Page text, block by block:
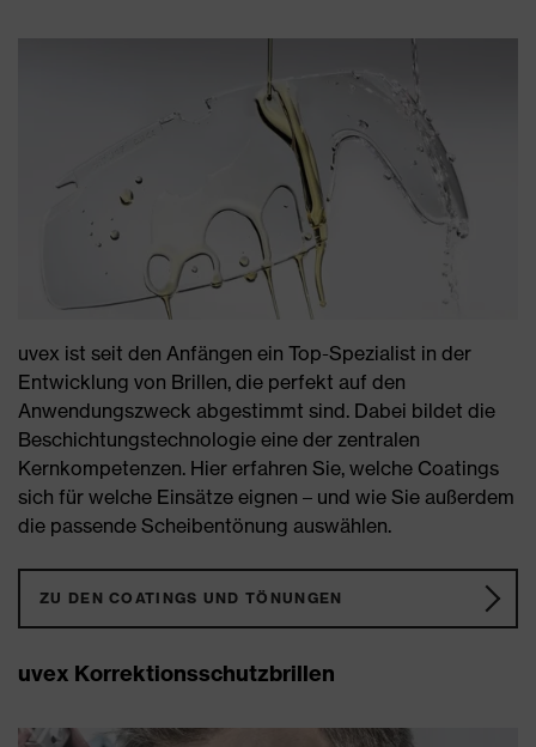
uvex ist seit den Anfängen ein Top-Spezialist in der
Entwicklung von Brillen, die perfekt auf den
Anwendungszweck abgestimmt sind. Dabei bildet die
Beschichtungstechnologie eine der zentralen
Kernkompetenzen. Hier erfahren Sie, welche Coatings
sich für welche Einsätze eignen – und wie Sie außerdem
die passende Scheibentönung auswählen.
ZU DEN COATINGS UND TÖNUNGEN
uvex Korrektionsschutzbrillen